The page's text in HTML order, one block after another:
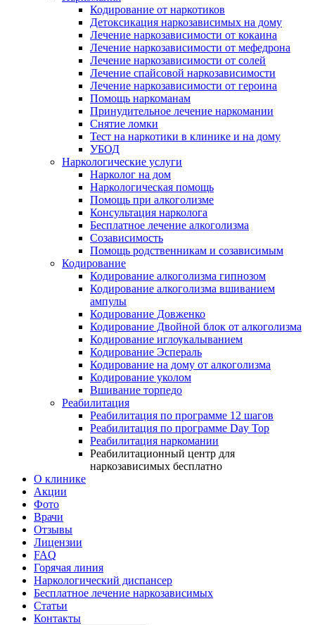
Кодирование от наркотиков
Детоксикация наркозависимых на дому
Лечение наркозависимости от кокаина
Лечение наркозависимости от мефедрона
Лечение наркозависимости от солей
Лечение спайсовой наркозависимости
Лечение наркозависимости от героина
Помощь наркоманам
Принудительное лечение наркомании
Снятие ломки
Тест на наркотики в клинике и на дому
УБОД
Наркологические услуги
Нарколог на дом
Наркологическая помощь
Помощь при алкоголизме
Консультация нарколога
Бесплатное лечение алкоголизма
Созависимость
Помощь родственникам и созависимым
Кодирование
Кодирование алкоголизма гипнозом
Кодирование алкоголизма вшиванием
ампулы
Кодирование Довженко
Кодирование Двойной блок от алкоголизма
Кодирование иглоукалыванием
Кодирование Эспераль
Кодирование на дому от алкоголизма
Кодирование уколом
Вшивание торпедо
Реабилитация
Реабилитация по программе 12 шагов
Реабилитация по программе Day Top
Реабилитация наркомании
Реабилитационный центр для
наркозависимых бесплатно
О клинике
Акции
Фото
Врачи
Отзывы
Лицензии
FAQ
Горячая линия
Наркологический диспансер
Бесплатное лечение наркозависимых
Статьи
Контакты